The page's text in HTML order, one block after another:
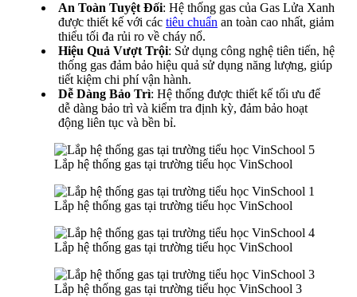
An Toàn Tuyệt Đối: Hệ thống gas của Gas Lửa Xanh
được thiết kế với các tiêu chuẩn an toàn cao nhất, giảm
thiểu tối đa rủi ro về cháy nổ.
Hiệu Quả Vượt Trội: Sử dụng công nghệ tiên tiến, hệ
thống gas đảm bảo hiệu quả sử dụng năng lượng, giúp
tiết kiệm chi phí vận hành.
Dễ Dàng Bảo Trì: Hệ thống được thiết kế tối ưu để
dễ dàng bảo trì và kiểm tra định kỳ, đảm bảo hoạt
động liên tục và bền bỉ.
Lắp hệ thống gas tại trường tiểu học VinSchool
Lắp hệ thống gas tại trường tiểu học VinSchool
Lắp hệ thống gas tại trường tiểu học VinSchool
Lắp hệ thống gas tại trường tiểu học VinSchool 3